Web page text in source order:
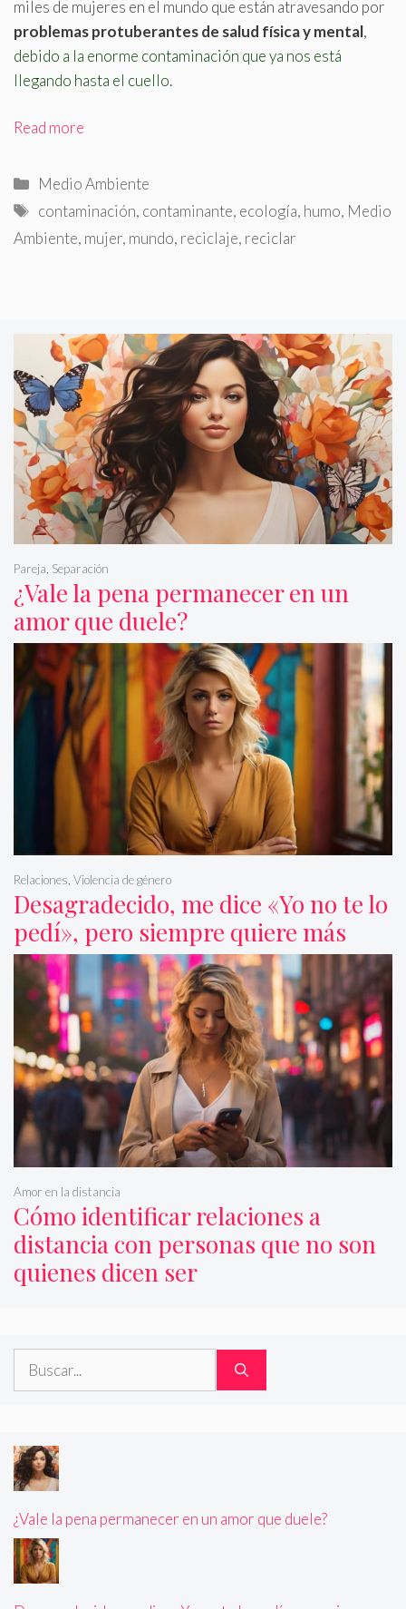
miles de mujeres en el mundo que están atravesando por
problemas protuberantes de salud física y mental,
debido a la enorme contaminación que ya nos está
llegando hasta el cuello.
Read more
Categorías
Medio Ambiente
Etiquetas
contaminación, contaminante, ecología, humo, Medio
Ambiente, mujer, mundo, reciclaje, reciclar
¿Vale la pena permanecer en un
amor que duele?
Pareja, Separación
Desagradecido, me dice «Yo no te lo
pedí», pero siempre quiere más
Relaciones, Violencia de género
Cómo identificar relaciones a
distancia con personas que no son
quienes dicen ser
Amor en la distancia
Buscar:
¿Vale la pena permanecer en un amor que duele?